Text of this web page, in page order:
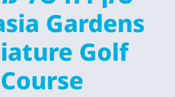
Gardens
Golf
Course